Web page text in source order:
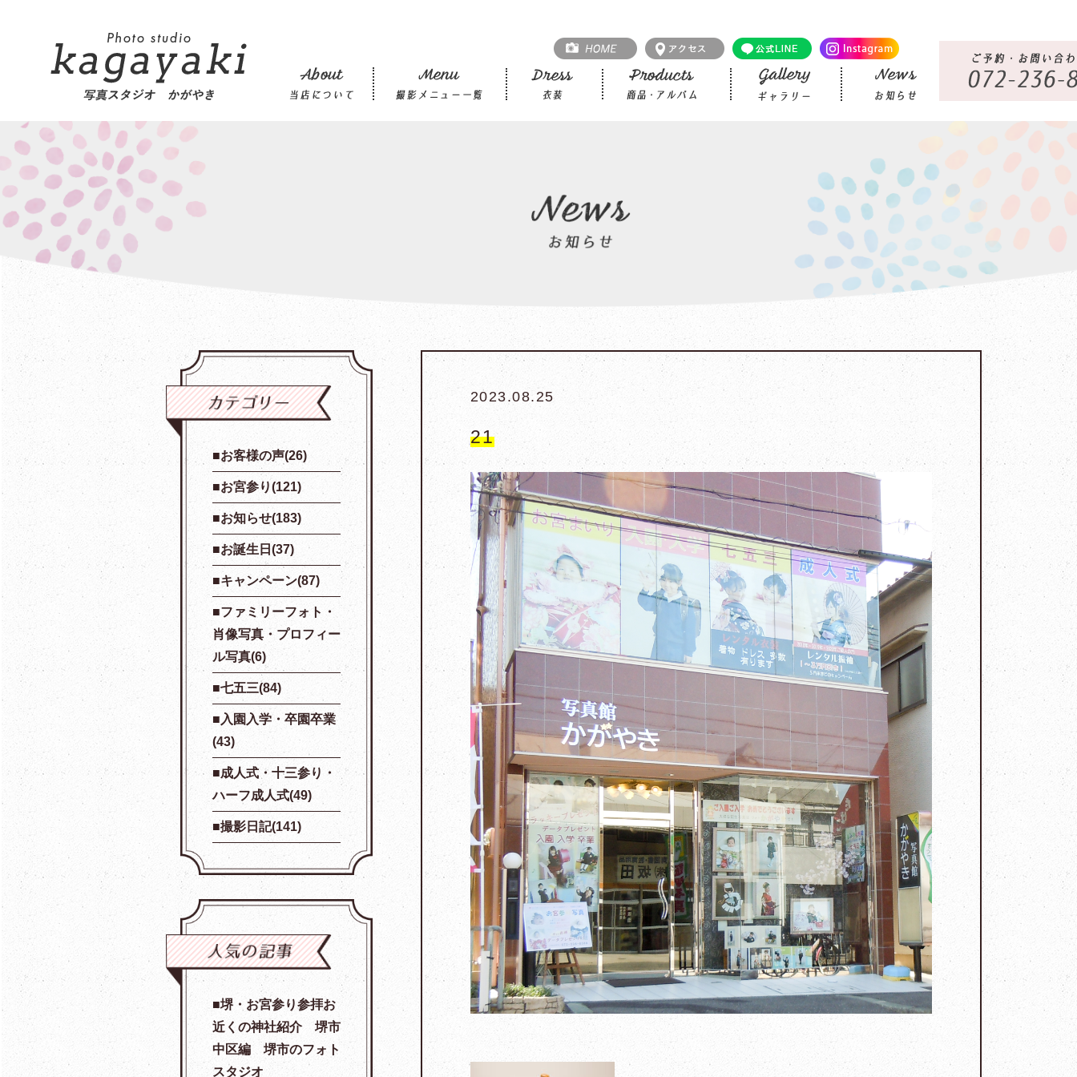
お客様の声(26)
お宮参り(121)
お知らせ(183)
お誕生日(37)
キャンペーン(87)
ファミリーフォト・
肖像写真・プロフィー
ル写真(6)
七五三(84)
入園入学・卒園卒業
(43)
成人式・十三参り・
ハーフ成人式(49)
撮影日記(141)
堺・お宮参り参拝お
近くの神社紹介 堺市
中区編 堺市のフォト
スタジオ
2023.08.25
21